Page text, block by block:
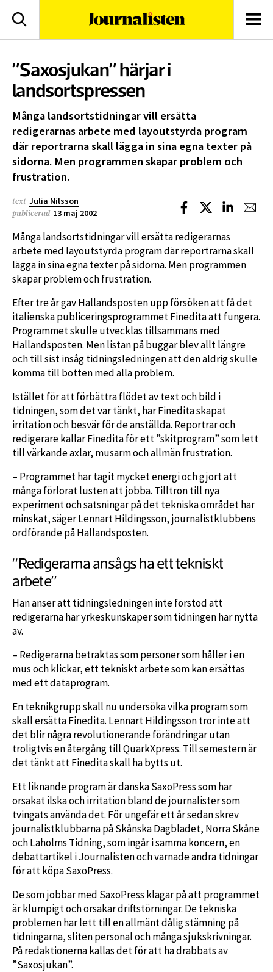
Sök
”Saxosjukan” härjar i
landsortspressen
Många landsortstidningar vill ersätta
redigerarnas arbete med layoutstyrda program
där reportrarna skall lägga in sina egna texter på
sidorna. Men programmen skapar problem och
frustration.
text Julia Nilsson
publicerad 13 maj 2002
Dela på Facebook
Dela på XDela på
Många landsortstidningar vill ersätta redigerarnas
arbete med layoutstyrda program där reportrarna skall
lägga in sina egna texter på sidorna. Men programmen
skapar problem och frustration.
Efter tre år gav Hallandsposten upp försöken att få det
italienska publiceringsprogrammet Finedita att fungera.
Programmet skulle utvecklas tillsammans med
Hallandsposten. Men listan på buggar blev allt längre
och till sist insåg tidningsledningen att den aldrig skulle
komma till botten med alla problem.
Istället för att förbättra flödet av text och bild i
tidningen, som det var tänkt, har Finedita skapat
irritation och besvär för de anställda. Reportrar och
redigerare kallar Finedita för ett ”skitprogram” som lett
till värkande axlar, musarm och allmän frustration.
– Programmet har tagit mycket energi och gjort att
många förlorat lusten att jobba. Tilltron till nya
experiment och satsningar på det tekniska området har
minskat, säger Lennart Hildingsson, journalistklubbens
ordförande på Hallandsposten.
“Redigerarna ansågs ha ett tekniskt
arbete”
Han anser att tidningsledningen inte förstod att
redigerarna har yrkeskunskaper som tidningen har nytta
av.
– Redigerarna betraktas som personer som håller i en
mus och klickar, ett tekniskt arbete som kan ersättas
med ett dataprogram.
En teknikgrupp skall nu undersöka vilka program som
skall ersätta Finedita. Lennart Hildingsson tror inte att
det blir några revolutionerande förändringar utan
troligtvis en återgång till QuarkXpress. Till semestern är
det tänkt att Finedita skall ha bytts ut.
Ett liknande program är danska SaxoPress som har
orsakat ilska och irritation bland de journalister som
tvingats använda det. För ungefär ett år sedan skrev
journalistklubbarna på Skånska Dagbladet, Norra Skåne
och Laholms Tidning, som ingår i samma koncern, en
debattartikel i Journalisten och varnade andra tidningar
för att köpa SaxoPress.
De som jobbar med SaxoPress klagar på att programmet
är klumpigt och orsakar driftstörningar. De tekniska
problemen har lett till en allmänt dålig stämning på
tidningarna, sliten personal och många sjukskrivningar.
På redaktionerna kallas det för att ha drabbats av
”Saxosjukan”.